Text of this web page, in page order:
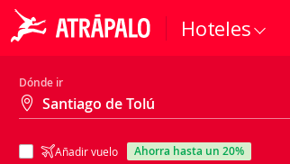
Hoteles
Dónde ir
Añadir vuelo ahorra hasta un 20%